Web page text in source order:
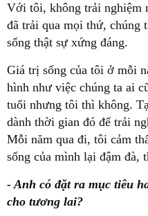
Với tôi, không trải nghiệm
đã trải qua mọi thứ, chúng
sống thật sự xứng đáng.
Giá trị sống của tôi ở mỗi
hình như việc chúng ta ai
tuổi nhưng tôi thì không.
dành thời gian đó để trải
Mỗi năm qua đi, tôi cảm
sống của mình lại đậm đà,
- Anh có đặt ra mục tiêu
cho tương lai?